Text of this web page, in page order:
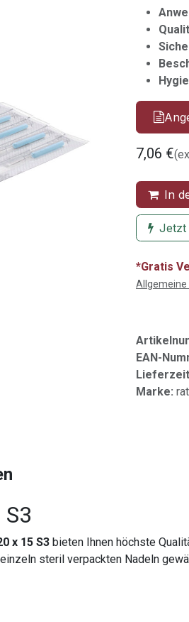
7,06 €
In
Jetzt
*Gratis
Allgemeine
EAN-
Marke:
x 15 S3 bieten Ihnen höchste
steril verpackten Nadeln